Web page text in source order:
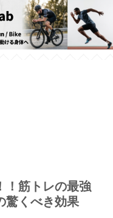
！筋トレの最強
驚くべき効果